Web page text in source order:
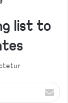
list to
أدخل
بريدك